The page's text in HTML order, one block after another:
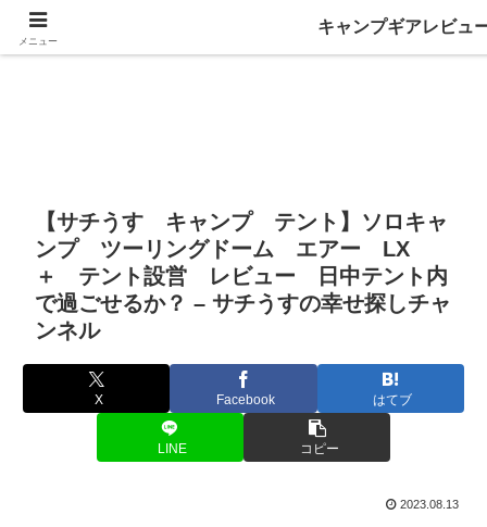
【サチうす キャンプ テント】ソロキャ
ンプ ツーリングドーム エアー LX
＋ テント設営 レビュー 日中テント内
で過ごせるか？ – サチうすの幸せ探しチャ
ンネル
X Facebook はてブ
LINE コピー
2023.08.13
メニュー
キャンプギアレビュ